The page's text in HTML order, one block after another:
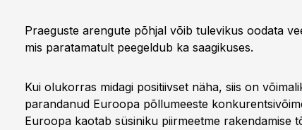
Praeguste arengute põhjal võib tulevikus oodata
mis paratamatult peegeldub ka saagikuses.
Kui olukorras midagi positiivset näha, siis on
parandanud Euroopa põllumeeste
Euroopa kaotab süsiniku piirmeetme rakendamise